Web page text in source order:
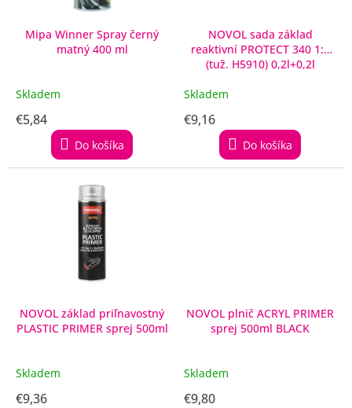
o
Mipa Winner Spray černý
matný 400 ml
Skladem
€5,84
Do košíka
NOVOL sada základ
reaktivní PROTECT 340 1:1
(tuž. H5910) 0,2l+0,2l
Skladem
€9,16
Do košíka
NOVOL základ priľnavostný
PLASTIC PRIMER sprej 500ml
Skladem
€9,36
NOVOL plnič ACRYL PRIMER
sprej 500ml BLACK
Skladem
€9,80